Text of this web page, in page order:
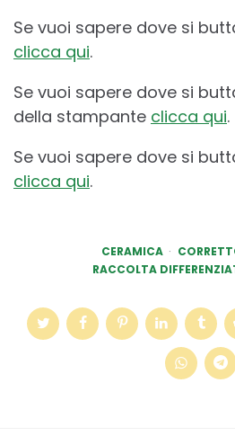
Se vuoi sapere dove si
clicca qui.
Se vuoi sapere dove si
della stampante clicca qui.
Se vuoi sapere dove si
clicca qui.
CERAMICA
RACCOLTA